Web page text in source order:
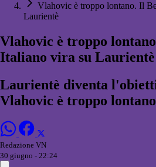
Vlahovic è troppo lontano. Il
Laurientè
Vlahovic è troppo
Italiano vira su Laurientè
Laurientè diventa
Vlahovic è troppo lontano
Redazione VN
30 giugno - 22:24